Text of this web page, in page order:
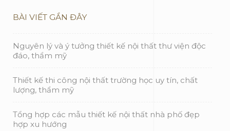
BÀI VIẾT GẦN ĐÂY
Nguyên lý và ý tưởng thiết kế nội thất thư viện độc
đáo, thẩm mỹ
Thiết kế thi công nội thất trường học uy tín, chất
lượng, thẩm mỹ
Tổng hợp các mẫu thiết kế nội thất nhà phố đẹp
hợp xu hướng